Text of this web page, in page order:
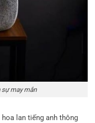
may mắn
lan tiếng anh thông